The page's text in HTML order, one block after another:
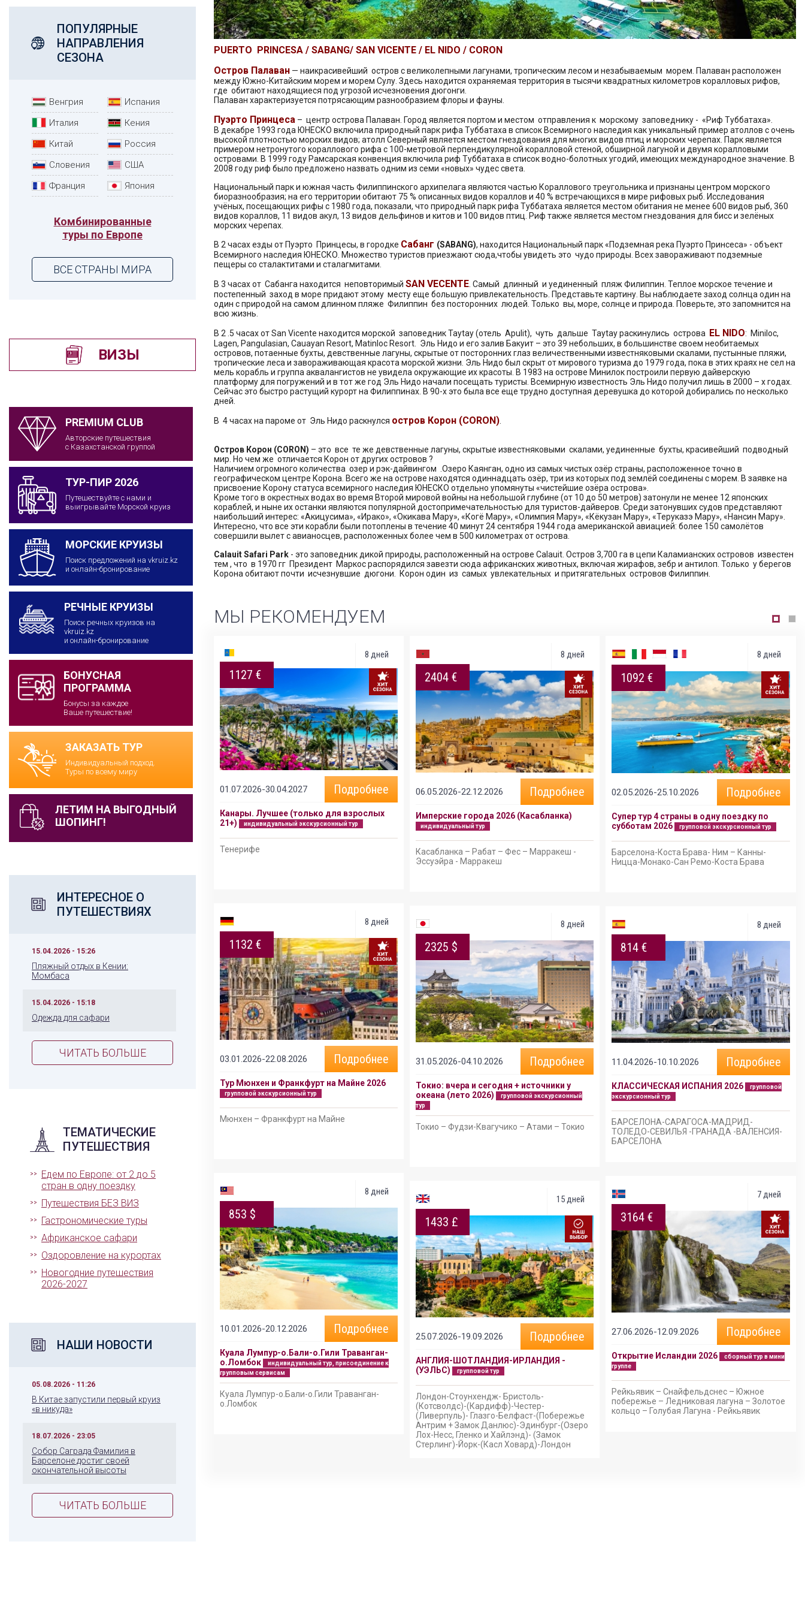
ПОПУЛЯРНЫЕ
НАПРАВЛЕНИЯ
СЕЗОНА
Венгрия
Испания
Италия
Кения
Китай
Россия
Словения
США
Франция
Япония
Комбинированные
туры по Европе
ВСЕ СТРАНЫ МИРА
ВИЗЫ
PREMIUM CLUB
Авторские путешествия
с Казахстанской группой
ТУР-ПИР 2026
Путешествуйте с нами и
выигрывайте Морской круиз
МОРСКИЕ КРУИЗЫ
Поиск предложений на vkruiz.kz
и онлайн-бронирование
РЕЧНЫЕ КРУИЗЫ
Поиск речных круизов на
vkruiz.kz
и онлайн-бронирование
БОНУСНАЯ
ПРОГРАММА
Бонусы за каждое
Ваше путешествие!
ЗАКАЗАТЬ ТУР
Индивидуальный подход.
Туры по всему миру
ЛЕТИМ НА ВЫГОДНЫЙ
ШОПИНГ!
ИНТЕРЕСНОЕ О
ПУТЕШЕСТВИЯХ
15.04.2026 - 15:26
Пляжный отдых в Кении:
Момбаса
15.04.2026 - 15:18
Одежда для сафари
ЧИТАТЬ БОЛЬШЕ
ТЕМАТИЧЕСКИЕ
ПУТЕШЕСТВИЯ
Едем по Европе: от 2 до 5
стран в одну поездку
Путешествия БЕЗ ВИЗ
Гастрономические туры
Африканское сафари
Оздоровление на курортах
Новогодние путешествия
2026-2027
НАШИ НОВОСТИ
05.08.2026 - 11:26
В Китае запустили первый круиз
«в никуда»
18.07.2026 - 23:05
Собор Саграда Фамилия в
Барселоне достиг своей
окончательной высоты
ЧИТАТЬ БОЛЬШЕ
PUERTO PRINCESA / SABANG/ SAN VICENTE / EL NIDO / CORON
Остров Палаван — наикрасивейший остров с великолепными лагунами, тропическим лесом и незабываемым морем. Палаван расположен
между Южно-Китайским морем и морем Сулу. Здесь находится охраняемая территория в тысячи квадратных километров коралловых рифов,
где обитают находящиеся под угрозой исчезновения дюгонги.
Палаван характеризуется потрясающим разнообразием флоры и фауны.
Пуэрто Принцеса – центр острова Палаван. Город является портом и местом отправления к морскому заповеднику - «Риф Туббатаха».
В декабре 1993 года ЮНЕСКО включила природный парк рифа Туббатаха в список Всемирного наследия как уникальный пример атоллов с очень
высокой плотностью морских видов; атолл Северный является местом гнездования для многих видов птиц и морских черепах. Парк является
примером нетронутого кораллового рифа с 100-метровой перпендикулярной коралловой стеной, обширной лагуной и двумя коралловыми
островами. В 1999 году Рамсарская конвенция включила риф Туббатаха в список водно-болотных угодий, имеющих международное значение. В
2008 году риф было предложено назвать одним из семи «новых» чудес света.
Национальный парк и южная часть Филиппинского архипелага являются частью Кораллового треугольника и признаны центром морского
биоразнообразия; на его территории обитают 75 % описанных видов кораллов и 40 % встречающихся в мире рифовых рыб. Исследования
учёных, посещающих рифы с 1980 года, показали, что природный парк рифа Туббатаха является местом обитания не менее 600 видов рыб, 360
видов кораллов, 11 видов акул, 13 видов дельфинов и китов и 100 видов птиц. Риф также является местом гнездования для бисс и зелёных
морских черепах.
В 2 часах езды от Пуэрто Принцесы, в городке Сабанг (SABANG), находится Национальный парк «Подземная река Пуэрто Принсеса» - объект
Всемирного наследия ЮНЕСКО. Множество туристов приезжают сюда,чтобы увидеть это чудо природы. Всех завораживают подземные
пещеры со сталактитами и сталагмитами.
В 3 часах от Сабанга находится неповторимый SAN VECENTE . Самый длинный и уединенный пляж Филиппин. Теплое морское течение и
постепенный заход в море придают этому месту еще большую привлекательность. Представьте картину. Вы наблюдаете заход солнца один на
один с природой на самом длинном пляже Филиппин без посторонних людей. Только вы, море, солнце и природа. Поверьте, это запомнится на
всю жизнь.
В 2 .5 часах от San Vicente находится морской заповедник Taytay (отель Apulit), чуть дальше Taytay раскинулись острова EL NIDO: Miniloc,
Lagen, Pangulasian, Cauayan Resort, Matinloc Resort. Эль Нидо и его залив Бакуит – это 39 небольших, в большинстве своем необитаемых
островов, потаенные бухты, девственные лагуны, скрытые от посторонних глаз величественными известняковыми скалами, пустынные пляжи,
тропические леса и завораживающая красота морской жизни. Эль Нидо был скрыт от мирового туризма до 1979 года, пока в этих краях не сел на
мель корабль и группа аквалангистов не увидела окружающие их красоты. В 1983 на острове Минилок построили первую дайверскую
платформу для погружений и в тот же год Эль Нидо начали посещать туристы. Всемирную известность Эль Нидо получил лишь в 2000 – х годах.
Сейчас это быстро растущий курорт на Филиппинах. В 90-х это была все еще трудно доступная деревушка до которой добирались по несколько
дней.
В 4 часах на пароме от Эль Нидо раскнулся остров Корон (CORON)
Остров Корон (CORON) – это все те же девственные лагуны, скрытые известняковыми скалами, уединенные бухты, красивейший подводный
мир. Но чем же отличается Корон от других островов ?
Наличием огромного количества озер и рэк-дайвингом .Озеро Каянган, одно из самых чистых озёр страны, расположенное точно в
географическом центре Корона. Всего же на острове находятся одиннадцать озёр, три из которых под землёй соединены с морем. В заявке на
присвоение Корону статуса всемирного наследия ЮНЕСКО отдельно упомянуты «чистейшие озёра острова».
Кроме того в окрестных водах во время Второй мировой войны на небольшой глубине (от 10 до 50 метров) затонули не менее 12 японских
кораблей, и ныне их останки являются популярной достопримечательностью для туристов-дайверов. Среди затонувших судов представляют
наибольший интерес: «Акицусима», «Ирако», «Окикава Мару», «Когё Мару», «Олимпия Мару», «Кёкузан Мару», «Теруказэ Мару», «Нансин Мару».
Интересно, что все эти корабли были потоплены в течение 40 минут 24 сентября 1944 года американской авиацией: более 150 самолётов
совершили вылет с авианосцев, расположенных более чем в 500 километрах от острова.
Calauit Safari Park - это заповедник дикой природы, расположенный на острове Calauit. Остров 3,700 га в цепи Каламианских островов известен
тем , что в 1970 гг Президент Маркос распорядился завезти сюда африканских животных, включая жирафов, зебр и антилоп. Только у берегов
Корона обитают почти исчезнувшие дюгони. Корон один из самых увлекательных и притягательных островов Филиппин.
МЫ РЕКОМЕНДУЕМ
9 дней
2417 $
24.02.2026-24.01.2027 Подробнее
ГРАНД ТУР: ВСЁ ЛУЧШЕЕ В КИТАЕ 2026
индивидуальный тур
8 дней
1127 €
01.07.2026-30.04.2027 Подробнее
Канары. Лучшее (только для взрослых
21+)
индивидуальный экскурсионный тур
Тенерифе
8 дней
1132 €
03.01.2026-22.08.2026 Подробнее
Тур Мюнхен и Франкфурт на Майне 2026
групповой экскурсионный тур
Мюнхен – Франкфурт на Майне
8 дней
853 $
10.01.2026-20.12.2026 Подробнее
Куала Лумпур-о.Бали-о.Гили Траванган-
о.Ломбок
индивидуальный тур, присоединение к
групповым сервисам
Куала Лумпур-о.Бали-о.Гили Траванган-
о.Ломбок
8 дней
2404 €
06.05.2026-22.12.2026 Подробнее
Имперские города 2026 (Касабланка)
индивидуальный тур
Касабланка – Рабат – Фес – Марракеш -
Эссуэйра - Марракеш
8 дней
2325 $
31.05.2026-04.10.2026 Подробнее
Токио: вчера и сегодня + источники у
океана (лето 2026)
групповой экскурсионный
тур
Токио – Фудзи-Квагучико – Атами – Токио
15 дней
1433 £
25.07.2026-19.09.2026 Подробнее
АНГЛИЯ-ШОТЛАНДИЯ-ИРЛАНДИЯ -
(УЭЛЬС)
групповой тур
Лондон-Стоунхендж- Бристоль-
(Котсволдс)-(Кардифф)-Честер-
(Ливерпуль)- Глазго-Белфаст-(Побережье
Антрим + Замок Данлюс)-Эдинбург-(Озеро
Лох-Несс, Гленко и Хайлэнд)- (Замок
Стерлинг)-Йорк-(Касл Ховард)-Лондон
8 дней
1092 €
02.05.2026-25.10.2026 Подробнее
Супер тур 4 страны в одну поездку по
субботам 2026
групповой экскурсионный тур
Барселона-Коста Брава- Ним – Канны-
Ницца-Монако-Сан Ремо-Коста Брава
8 дней
814 €
11.04.2026-10.10.2026 Подробнее
КЛАССИЧЕСКАЯ ИСПАНИЯ 2026
групповой
экскурсионный тур
БАРСЕЛОНА-САРАГОСА-МАДРИД-
ТОЛЕДО-СЕВИЛЬЯ -ГРАНАДА -ВАЛЕНСИЯ-
БАРСЕЛОНА
7 дней
3164 €
27.06.2026-12.09.2026 Подробнее
Открытие Исландии 2026
сборный тур в мини
группе
Рейкьявик – Снайфельдснес – Южное
побережье – Ледниковая лагуна – Золотое
кольцо – Голубая Лагуна - Рейкьявик